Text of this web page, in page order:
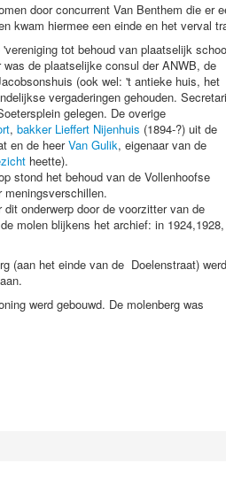
door concurrent Van Benthem die er
kwam hiermee een einde en het verval
tot behoud van plaatselijk
de plaatselijke consul der ANWB, de
(ook wel: 't antieke huis, het
vergaderingen gehouden.
gelegen. De overige
, bakker Lieffert Nijenhuis (1894-?) uit de
en de heerVan Gulik, eigenaar van de
heette).
stond het behoud van de Vollenhoofse
meningsverschillen.
onderwerp door de voorzitter van de
molen blijkens het archief: in
(aan het einde van de Doelenstraat)
werd gebouwd. De molenberg was